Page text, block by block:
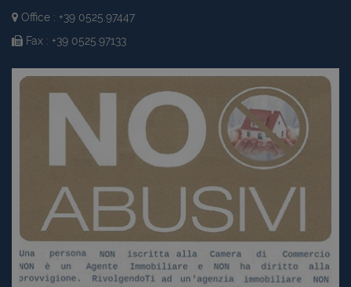
Office : +39 0525.97447
Fax : +39 0525.97133